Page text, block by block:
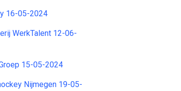
16-05-2024
WerkTalent 12-06-
15-05-2024
Nijmegen 19-05-